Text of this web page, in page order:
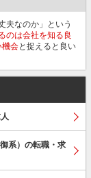
夫なのか」という
のは会社を知る良
機会と捉えると良い
系）の転職・求